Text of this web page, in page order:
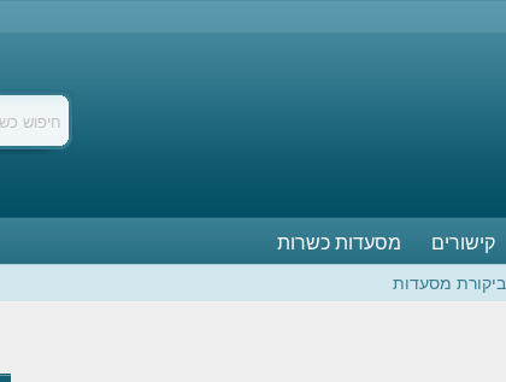
קישורים מסעדות כשרות
ביקורת מסעדות